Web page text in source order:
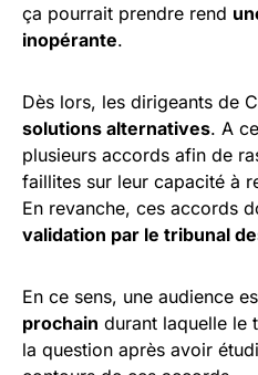
ça pourrait prendre rend
inopérante.
Dès lors, les dirigeants de
solutions alternatives. A
plusieurs accords afin de
faillites sur leur capacité à
En revanche, ces accords
validation par le tribunal
En ce sens, une audience
prochain durant laquelle le
la question après avoir